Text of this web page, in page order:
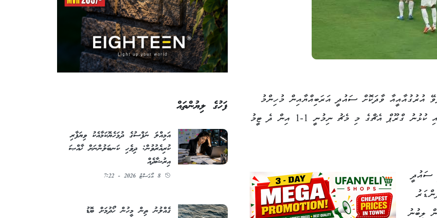
އުރުގުއާއީއާ ވާދަކޮށް ސައުދީ އަރަބިއްޔާއިން މުހިންމު
ޕޮއިންޓެއް ހޯދައިފިއެވެ. އެމެރިކާގެ މިއާމީގައި ކުޅުނު ގްރޫޕް އެޗްގެ މި މެޗު ނިމުނީ 1-1 އިން ދެ ޓީމު
ސައުދީ
ލިބުނު
ފަހުގެ ލިޔުންތައް
އަމިއްލަ ނަފްސުގެ ދުޅަހެޔޮކަމާއެކު ވިޔަފާރި
ކުރިއެރުވުން: ދިވެހި ކަނބަލުންނަށް ޚާއްޞަ
އިރުޝާދެއް
8 އޯގަސްޓު 2026 - 7:22
ގެއްލުނު ތިން މީހުން ހޯދުމަށް ބޮޑު